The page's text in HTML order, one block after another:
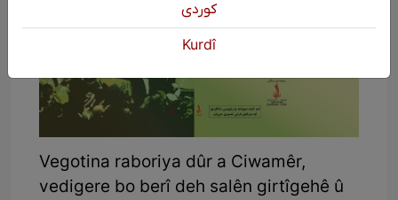
Vegotina raboriya dûr a Ciwamêr,
vedigere bo berî deh salên girtîgehê û
كوردی
Kurdî